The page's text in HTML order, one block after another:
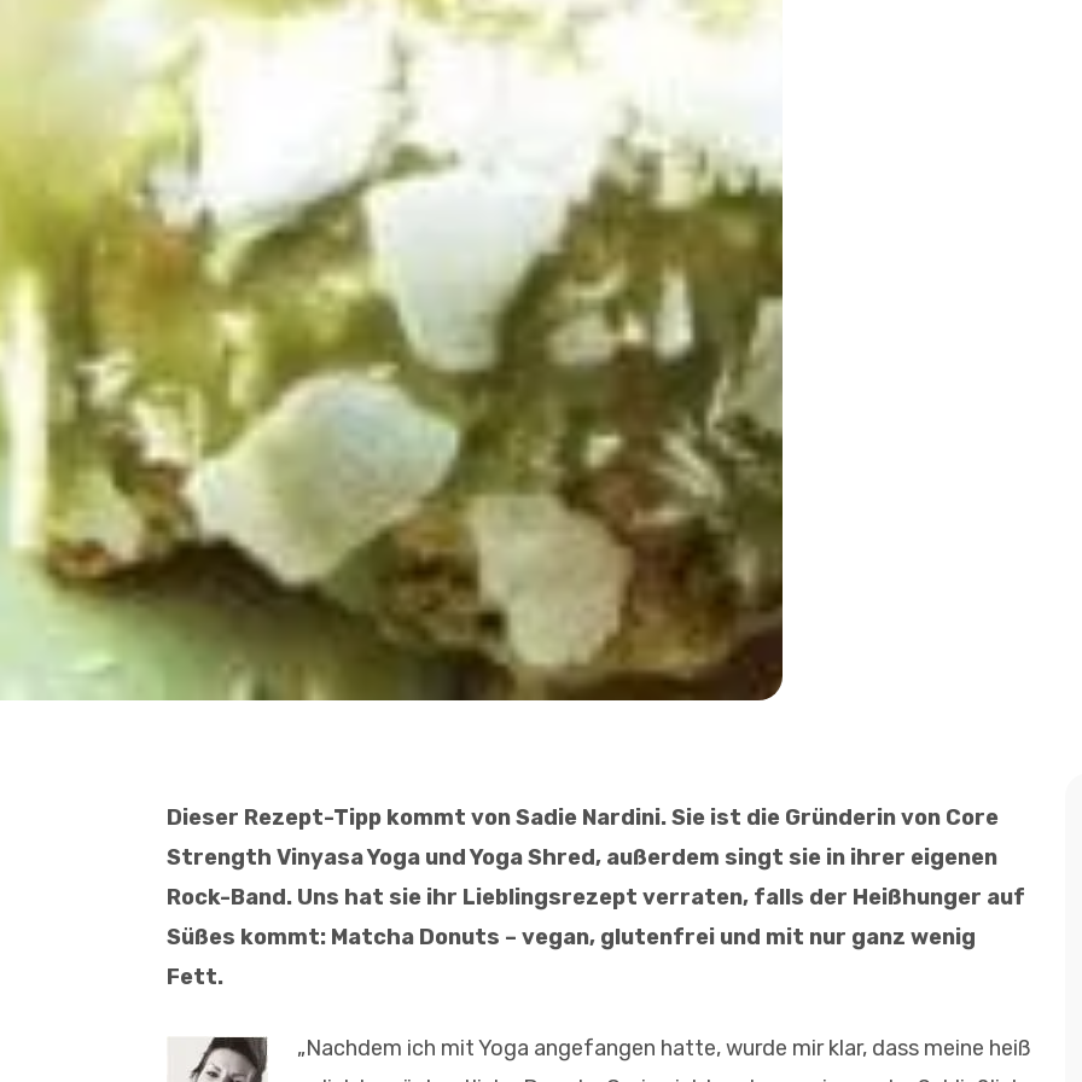
Dieser Rezept-Tipp kommt von Sadie Nardini. Sie ist die Gründerin von Core
Strength Vinyasa Yoga und Yoga Shred, außerdem singt sie in ihrer eigenen
Rock-Band. Uns hat sie ihr Lieblingsrezept verraten, falls der Heißhunger auf
Süßes kommt: Matcha Donuts – vegan, glutenfrei und mit nur ganz wenig
Fett.
„Nachdem ich mit Yoga angefangen hatte, wurde mir klar, dass meine heiß